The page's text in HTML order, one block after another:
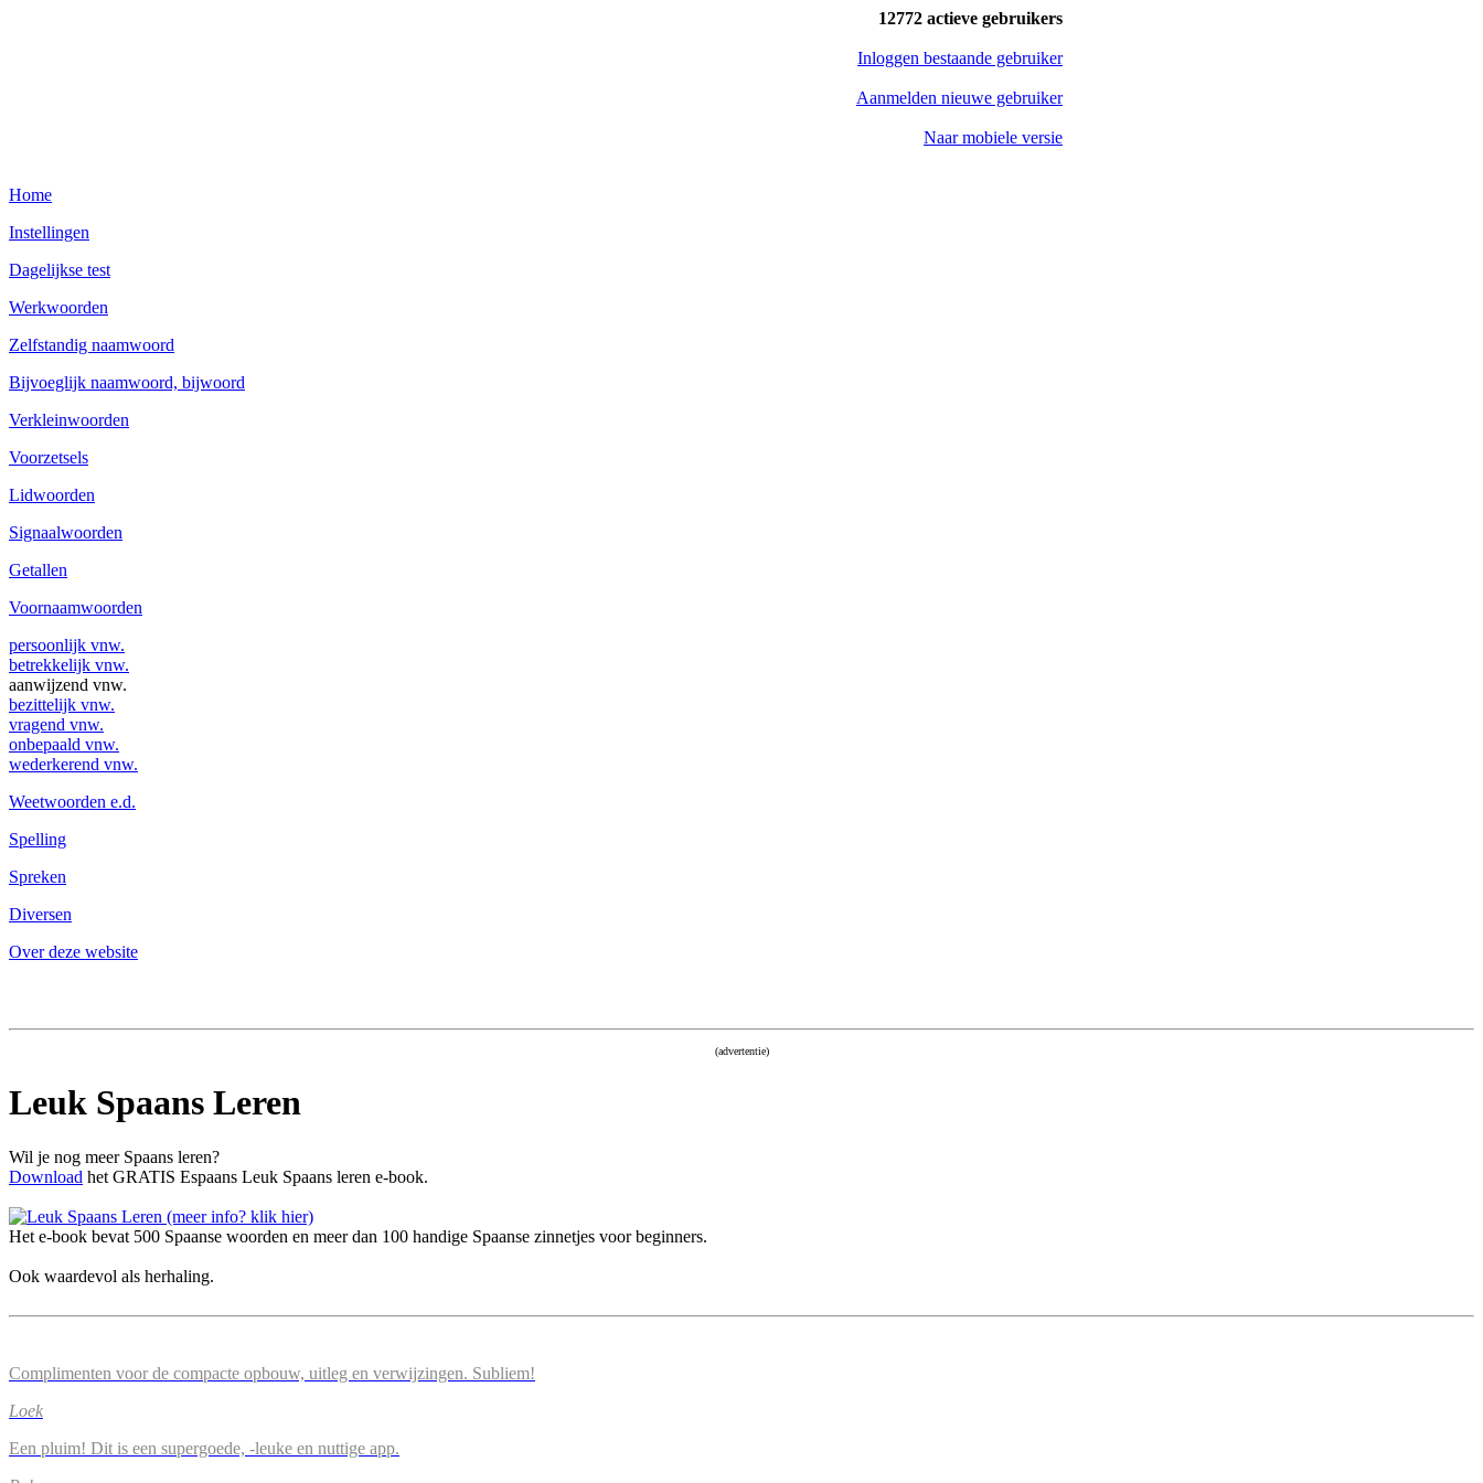
12772 actieve gebruikers
Inloggen bestaande gebruiker
Aanmelden nieuwe gebruiker
Naar mobiele versie
Home
Instellingen
Dagelijkse test
Werkwoorden
Zelfstandig naamwoord
Bijvoeglijk naamwoord, bijwoord
Verkleinwoorden
Voorzetsels
Lidwoorden
Signaalwoorden
Getallen
Voornaamwoorden
persoonlijk vnw.
betrekkelijk vnw.
aanwijzend vnw.
bezittelijk vnw.
vragend vnw.
onbepaald vnw.
wederkerend vnw.
Weetwoorden e.d.
Spelling
Spreken
Diversen
Over deze website
(advertentie)
Leuk Spaans Leren
Wil je nog meer Spaans leren?
Download het GRATIS Espaans Leuk Spaans leren e-book.
Het e-book bevat 500 Spaanse woorden en meer dan 100 handige Spaanse zinnetjes voor beginners.
Ook waardevol als herhaling.
Complimenten voor de compacte opbouw, uitleg en verwijzingen. Subliem!
Loek
Een pluim! Dit is een supergoede, -leuke en nuttige app.